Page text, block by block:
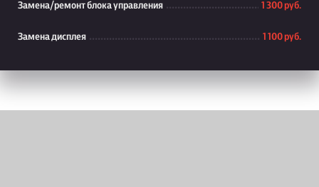
Замена/ремонт блока управления 1 300 руб.
Замена дисплея 1 100 руб.